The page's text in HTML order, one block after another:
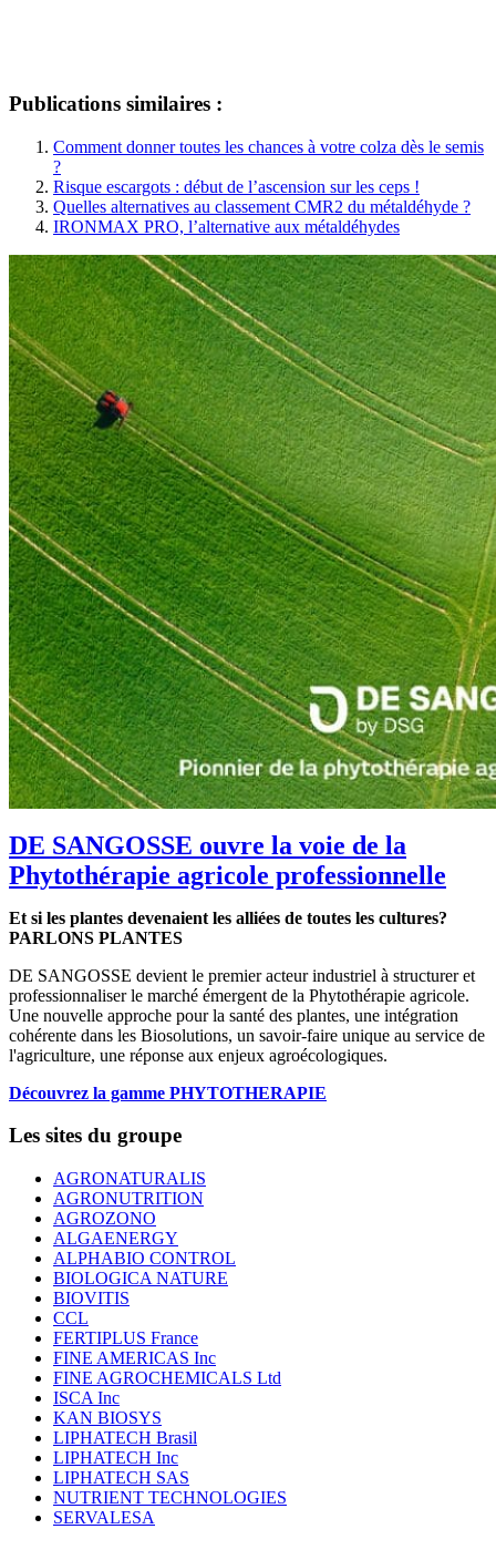
Publications similaires :
Comment donner toutes les chances à votre colza dès le semis
?
Risque escargots : début de l’ascension sur les ceps !
Quelles alternatives au classement CMR2 du métaldéhyde ?
IRONMAX PRO, l’alternative aux métaldéhydes
DE SANGOSSE ouvre la voie de la
Phytothérapie agricole professionnelle
Et si les plantes devenaient les alliées de toutes les cultures?
PARLONS PLANTES
DE SANGOSSE devient le premier acteur industriel à structurer et
professionnaliser le marché émergent de la Phytothérapie agricole.
Une nouvelle approche pour la santé des plantes, une intégration
cohérente dans les Biosolutions, un savoir-faire unique au service de
l'agriculture, une réponse aux enjeux agroécologiques.
Découvrez la gamme PHYTOTHERAPIE
Les sites du groupe
AGRONATURALIS
AGRONUTRITION
AGROZONO
ALGAENERGY
ALPHABIO CONTROL
BIOLOGICA NATURE
BIOVITIS
CCL
FERTIPLUS France
FINE AMERICAS Inc
FINE AGROCHEMICALS Ltd
ISCA Inc
KAN BIOSYS
LIPHATECH Brasil
LIPHATECH Inc
LIPHATECH SAS
NUTRIENT TECHNOLOGIES
SERVALESA